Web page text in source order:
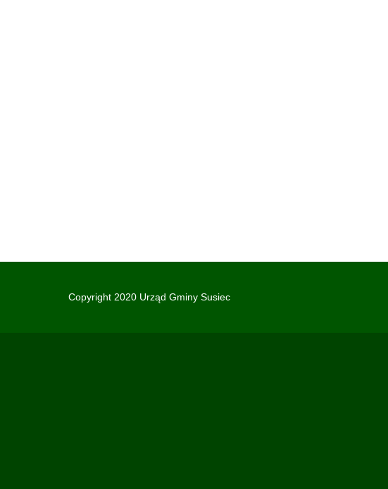
Copyright 2020 Urząd Gminy Susiec